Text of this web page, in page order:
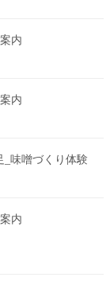
内
内
_味噌づくり体験
内